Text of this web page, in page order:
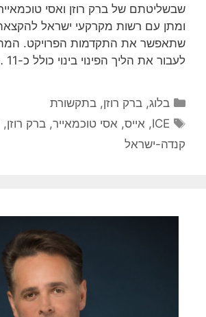
שבשליטתם של ברק רוזן ואסי
ומתן עם רשות מקרקעי ישראל
שתאפשר את התקדמות הפרויקט.
לעבור את הליך הפינוי בינוי כולל כ-11 …
קטגוריות
בלוג,ברק רוזן,בתקשורת
תגיות
ICE
, אייס, אסי טוכמאייר,ברק רוזן,
קנדה-ישראל